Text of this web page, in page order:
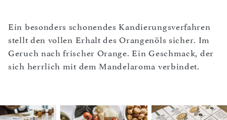
Ein besonders schonendes Kandierungsverfahren
stellt den vollen Erhalt des Orangenöls sicher. Im
Geruch nach frischer Orange. Ein Geschmack, der
sich herrlich mit dem Mandelaroma verbindet.